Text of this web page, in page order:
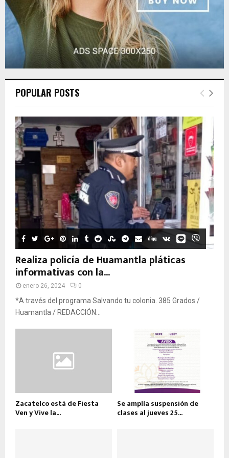
POPULAR POSTS
Realiza policía de Huamantla pláticas
informativas con la...
enero 26, 2024 0
*A través del programa Salvando tu colonia. 385 Grados /
Huamantla / REDACCIÓN...
Zacatelco está de Fiesta
Ven y Vive la...
Se amplía suspensión de
clases al jueves 25...